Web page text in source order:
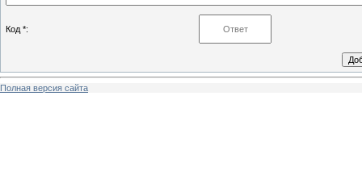
Код *:
Полная версия сайта